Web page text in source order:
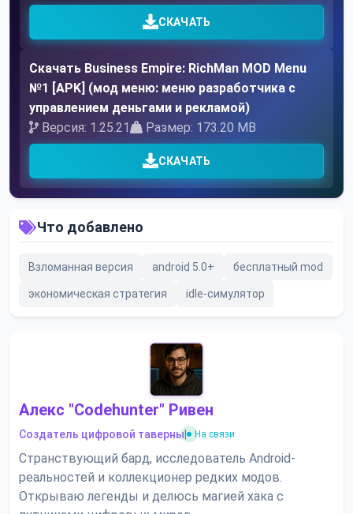
СКАЧАТЬ
Скачать Business Empire: RichMan MOD Menu
№1 [APK] (мод меню: меню разработчика с
управлением деньгами и рекламой)
Версия: 1.25.21
Размер: 173.20 MB
СКАЧАТЬ
Что добавлено
Взломанная версия android 5.0+ бесплатный mod
экономическая стратегия idle-симулятор
Алекс "Codehunter" Ривен
Создатель цифровой таверны На связи
Странствующий бард, исследователь Android-
реальностей и коллекционер редких модов.
Открываю легенды и делюсь магией хака с